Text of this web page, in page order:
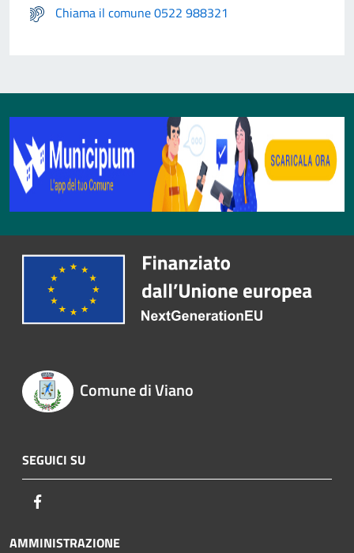
Chiama il comune 0522 988321
Comune di Viano
SEGUICI SU
AMMINISTRAZIONE